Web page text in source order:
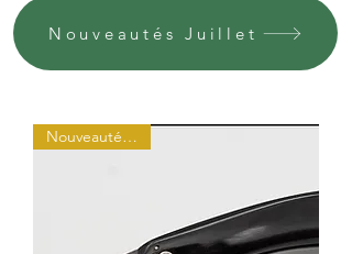
Nouveautés Juillet
Nouveauté Juillet